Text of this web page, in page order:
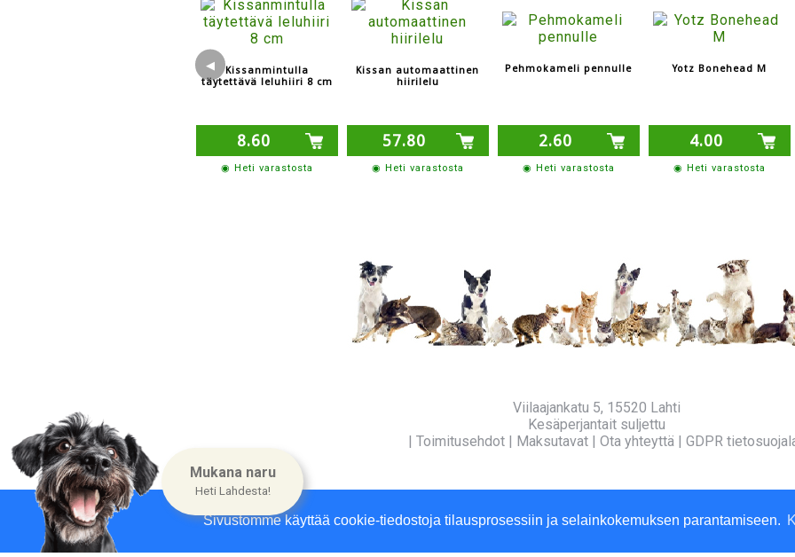
Sivustomme käyttää cookie-tiedostoja tilausprosessiin ja selainkokemuksen parantamiseen.
◀
Kissanmintulla
täytettävä leluhiiri 8 cm
8.60
◉ Heti varastosta
Kissan automaattinen
hiirilelu
57.80
◉ Heti varastosta
Pehmokameli pennulle
2.60
◉ Heti varastosta
Yotz Bonehead M
4.00
◉ Heti varastosta
Viilaajankatu 5, 15520 Lahti
Kesäperjantait suljettu
| Toimitusehdot| Maksutavat| Ota yhteyttä| GDPR
Mukana naru
Heti Lahdesta!